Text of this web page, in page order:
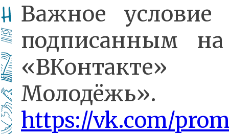
Важное
подписанным
Молодёжь».
https://vk.com/